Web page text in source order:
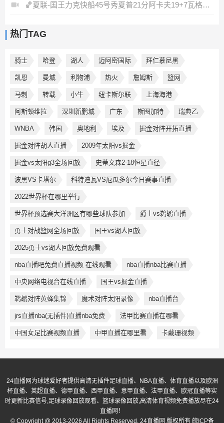
🏀夏联-国王力克快船45号秀夏普21分阿卡夫19+7瓦格勒7中1
热门TAG
骑士 哈登 湖人 迈阿密国际 拜仁慕尼黑
凯恩 曼城 利物浦 热火 詹姆斯 篮网
马刺 转载 小牛 纽卡斯尔联 上海海港
阿斯顿维拉 深圳新鹏城 广东 斯图加特 瑞典乙
WNBA 韩国 奥地利 埃及 掘金对阵开拓直播
掘金对阵胡人直播 2009年太阳vs掘金
掘金vs太阳g3全场回放 史蒂文森2-18恒星直径
波黑VS卡塔尔 科特迪瓦VS厄瓜多尔今日赛事直播
2022世界杯在哪里举行
世界杯预选赛大洋洲区有哪些球队参加 爵士vs鹈鹕直播
勇士对战篮网全场回放 国王vs湖人回放
2025勇士vs湖人回放免费观看
nba直播吧免费直播视频 在线观看 nba直播nba比赛直播
中央网络电视台在线直播 国王vs掘金直播
鹈鹕对阵黄蜂集锦 魔术对阵太阳录像 nba直播台
jrs直播nba(无插件)直播nba免费 法甲比赛直播在哪看
中国女足比赛视频直播 中甲直播在哪里看 卡戴珊视频
24直播网为球迷爱好者提供高清无插件足球直播、NBA直播、体育直播以及欧洲
杯直播、英超直播、德甲直播、西甲直播、意甲直播、法甲直播、欧冠直播等实
时更新比赛信号,足球录像回放观看、篮球录像回放,高清体育视频免费播放尽在24
直播网！
© Copyright @ 2013-2026 All Rights Reserved. 24直播网 版权所有 皖ICP备